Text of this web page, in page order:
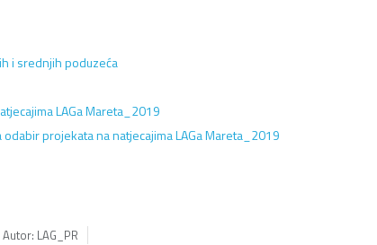
i srednjih poduzeća
LAGa Mareta_2019
projekata na natjecajima LAGa Mareta_2019
Autor: LAG_PR